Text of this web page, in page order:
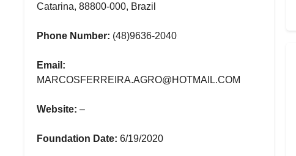
Catarina, 88800-000, Brazil
Phone Number: (48)9636-2040
Email:
MARCOSFERREIRA.AGRO@HOTMAIL.COM
Website: –
Foundation Date: 6/19/2020